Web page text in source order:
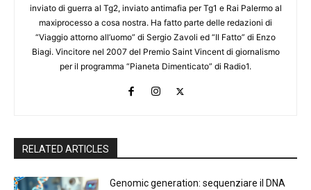
inviato di guerra al Tg2, inviato antimafia per Tg1 e Rai Palermo al
maxiprocesso a cosa nostra. Ha fatto parte delle redazioni di
“Viaggio attorno all’uomo” di Sergio Zavoli ed “Il Fatto” di Enzo
Biagi. Vincitore nel 2007 del Premio Saint Vincent di giornalismo
per il programma “Pianeta Dimenticato” di Radio1.
RELATED ARTICLES
Genomic generation: sequenziare il DNA